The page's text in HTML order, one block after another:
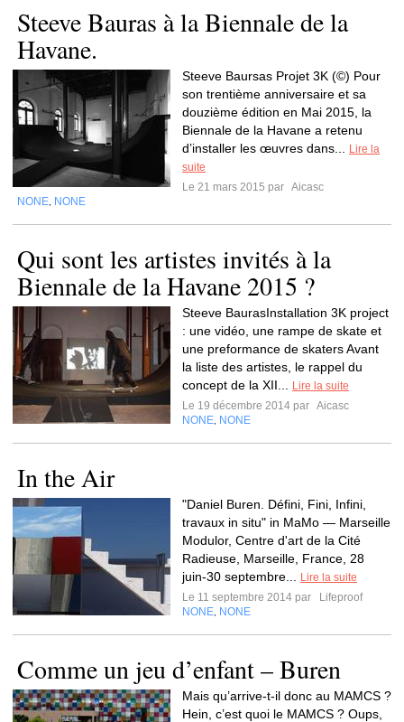
Steeve Bauras à la Biennale de la
Havane.
Steeve Baursas Projet 3K (©) Pour
son trentième anniversaire et sa
douzième édition en Mai 2015, la
Biennale de la Havane a retenu
d’installer les œuvres dans...
Lire la
suite
Le 21 mars 2015 par Aicasc
NONE NONE
Qui sont les artistes invités à la
Biennale de la Havane 2015 ?
Steeve BaurasInstallation 3K project
: une vidéo, une rampe de skate et
une preformance de skaters Avant
la liste des artistes, le rappel du
concept de la XII...
Lire la suite
Le 19 décembre 2014 par Aicasc
NONE NONE
In the Air
"Daniel Buren. Défini, Fini, Infini,
travaux in situ" in MaMo — Marseille
Modulor, Centre d'art de la Cité
Radieuse, Marseille, France, 28
juin-30 septembre...
Lire la suite
Le 11 septembre 2014 par
Lifeproof
NONE NONE
Comme un jeu d’enfant – Buren
Mais qu’arrive-t-il donc au MAMCS ?
Hein, c’est quoi le MAMCS ? Oups,